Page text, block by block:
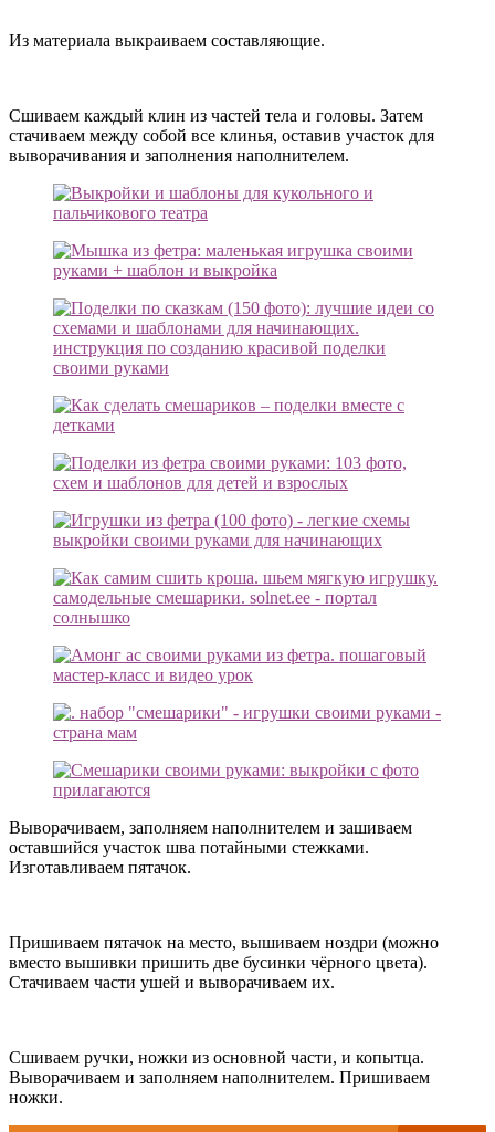
Из материала выкраиваем составляющие.
Сшиваем каждый клин из частей тела и головы. Затем
стачиваем между собой все клинья, оставив участок для
выворачивания и заполнения наполнителем.
Выворачиваем, заполняем наполнителем и зашиваем
оставшийся участок шва потайными стежками.
Изготавливаем пятачок.
Пришиваем пятачок на место, вышиваем ноздри (можно
вместо вышивки пришить две бусинки чёрного цвета).
Стачиваем части ушей и выворачиваем их.
Сшиваем ручки, ножки из основной части, и копытца.
Выворачиваем и заполняем наполнителем. Пришиваем
ножки.